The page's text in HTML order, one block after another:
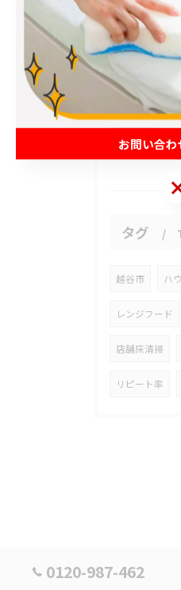
タグ
越谷市 ハ
レンジフード
店舗床清掃
リピート率
0120-987-462
お問い合
お問い合